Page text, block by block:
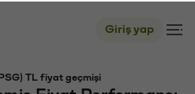
Giriş yap
TL fiyat geçmişi